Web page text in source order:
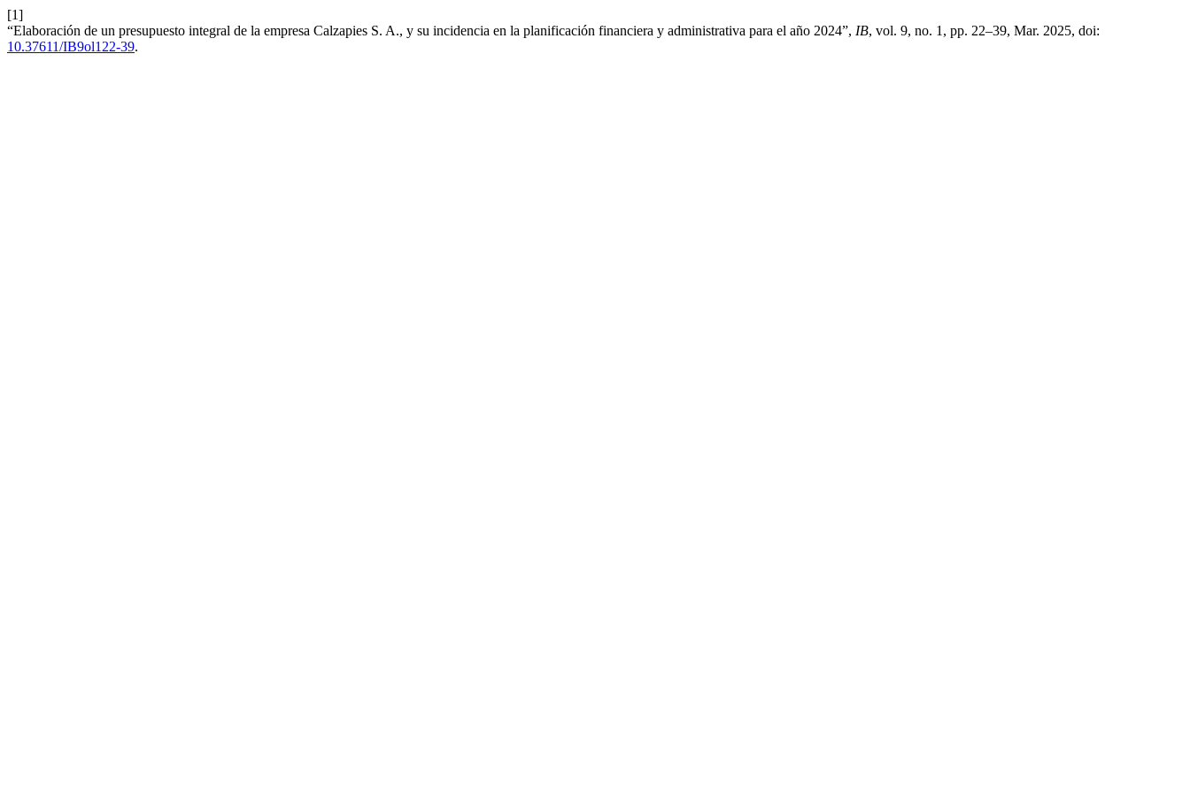
[1]
“Elaboración de un presupuesto integral de la empresa Calzapies S. A., y su incidencia en la planificación financiera y administrativa para el año 2024”, IB, vol. 9, no. 1, pp. 22–39, Mar. 2025, doi:
10.37611/IB9ol122-39.